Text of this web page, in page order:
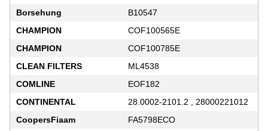
Borsehung
B10547
CHAMPION
COF100565E
CHAMPION
COF100785E
CLEAN FILTERS
ML4538
COMLINE
EOF182
CONTINENTAL
28.0002-2101.2 , 28000221012
CoopersFiaam
FA5798ECO